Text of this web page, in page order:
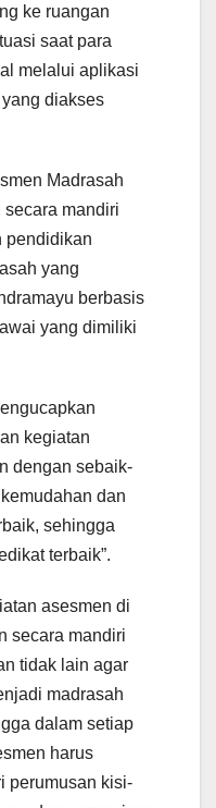
ke ruangan
saat para
melalui aplikasi
yang diakses
Madrasah
mandiri
pendidikan
yang
berbasis
yang dimiliki
kegiatan
dengan sebaik-
dan
sehingga
terbaik”.
asesmen di
secara mandiri
tidak lain agar
madrasah
dalam setiap
harus
perumusan kisi-